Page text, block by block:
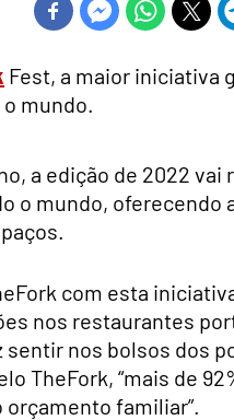
Fest, a maior iniciativa
mundo.
a edição de 2022
o mundo, oferecendo
com esta
nos restaurantes
nos bolsos dos
TheFork, “mais de
familiar”.